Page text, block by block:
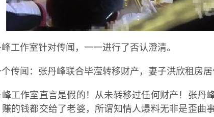
工作室针对传闻，一一进行了否认澄清。
传闻：张丹峰联合毕滢转移财产，妻子洪欣租房居
峰工作室直言是假的！从未转移过任何财产！张丹
的钱都交给了老婆，所谓知情人爆料无非是歪曲